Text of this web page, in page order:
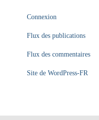
Connexion
Flux des publications
Flux des commentaires
Site de WordPress-FR